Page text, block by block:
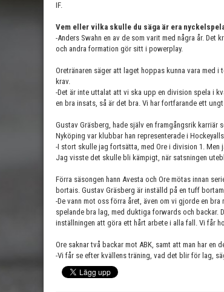
IF.
Vem eller vilka skulle du säga är era
-Anders Swahn en av de som varit med några år.
och andra formation gör sitt i powerplay.
Oretränaren säger att laget hoppas kunna vara med
krav.
-Det är inte uttalat att vi ska upp en division spela i
en bra insats, så är det bra. Vi har fortfarande ett
Gustav Gräsberg, hade själv en framgångsrik karriär
Nyköping var klubbar han representerade i
-I stort skulle jag fortsätta, med Ore i division 1.
Jag visste det skulle bli kämpigt, när satsningen
Förra säsongen hann Avesta och Ore mötas innan
bortais. Gustav Gräsberg är inställd på en tuff
-De vann mot oss förra året, även om vi gjorde en
spelande bra lag, med duktiga forwards och backar.
inställningen att göra ett hårt arbete i alla fall. Vi får
Ore saknar två backar mot ABK, samt att man har en
-Vi får se efter kvällens träning, vad det blir för lag,